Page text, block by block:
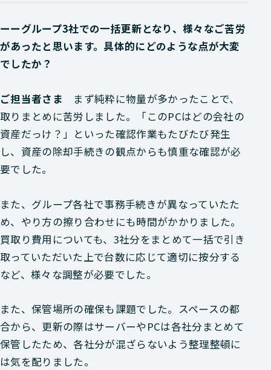
ーーグループ3社での一括更新となり、様々なご苦労
があったと思います。具体的にどのような点が大変
でしたか？
ご担当者さま まず純粋に物量が多かったことで、
取りまとめに苦労しました。「このPCはどの会社の
資産だっけ？」といった確認作業もたびたび発生
し、資産の除却手続きの観点からも慎重な確認が必
要でした。
また、グループ各社で事務手続きが異なっていたた
め、やり方の擦り合わせにも時間がかかりました。
買取り費用についても、3社分をまとめて一括で引き
取っていただいた上で台数に応じて適切に按分する
など、様々な調整が必要でした。
また、保管場所の確保も課題でした。スペースの都
合から、更新の際はサーバーやPCは各社分まとめて
保管したため、各社分が混ざらないよう整理整頓に
は気を配りました。